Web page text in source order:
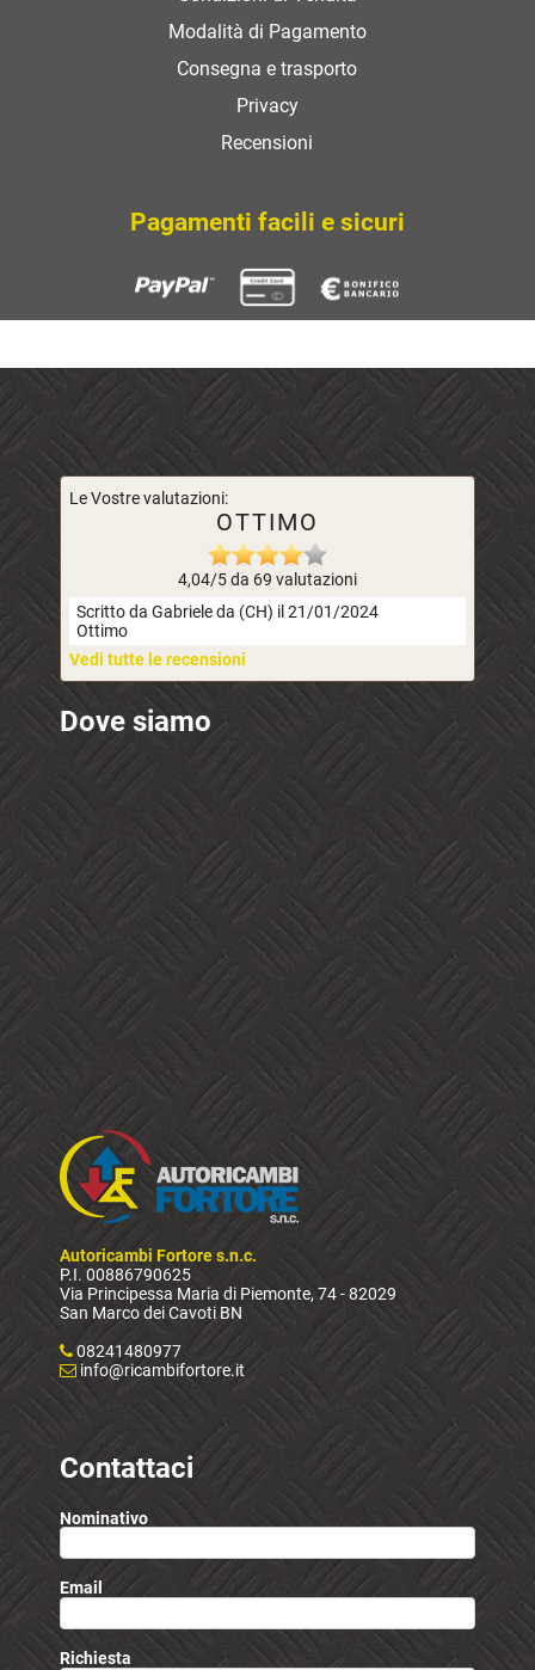
Modalità di Pagamento
Consegna e trasporto
Privacy
Recensioni
Pagamenti facili e sicuri
Le Vostre valutazioni:
OTTIMO
4,04/5 da 69 valutazioni
Scritto da Gabriele da (CH) il 21/01/2024
Ottimo
Vedi tutte le recensioni
Dove siamo
Autoricambi Fortore s.n.c.
P.I. 00886790625
Via Principessa Maria di Piemonte, 74 - 82029
San Marco dei Cavoti BN
08241480977
info@ricambifortore.it
Contattaci
Nominativo
Email
Richiesta